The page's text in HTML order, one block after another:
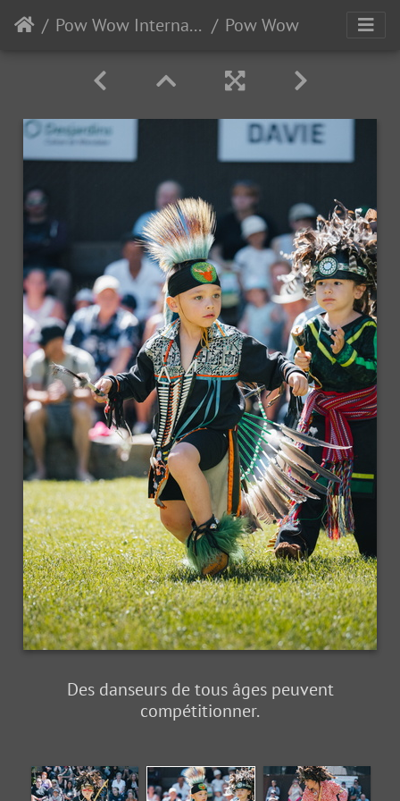
Pow Wow International de Wendake Pow Wow
Des danseurs de tous âges peuvent
compétitionner.